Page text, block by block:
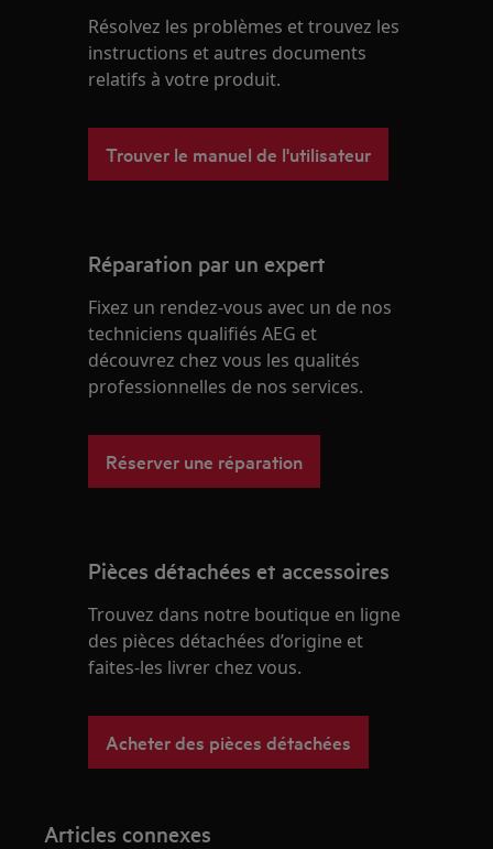
Résolvez les problèmes et trouvez les
instructions et autres documents
relatifs à votre produit.
Trouver le manuel de l'utilisateur
Réparation par un expert
Fixez un rendez-vous avec un de nos
techniciens qualifiés AEG et
découvrez chez vous les qualités
professionnelles de nos services.
Réserver une réparation
Pièces détachées et accessoires
Trouvez dans notre boutique en ligne
des pièces détachées d’origine et
faites-les livrer chez vous.
Acheter des pièces détachées
Articles connexes